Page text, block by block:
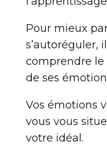
Pour mieux
s’autoréguler,
comprendre
de ses
Vos émotions
vous vous
votre idéal.